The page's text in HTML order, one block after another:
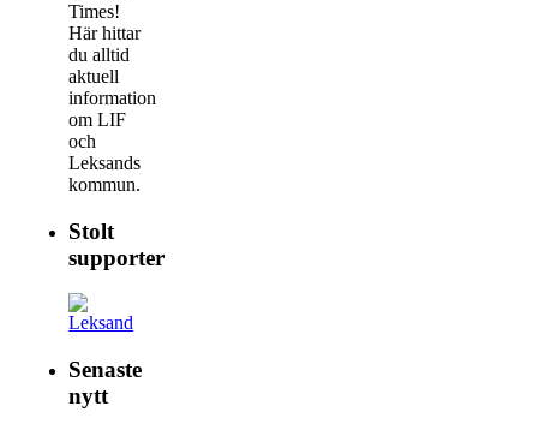
Times!
Här hittar
du alltid
aktuell
information
om LIF
och
Leksands
kommun.
Stolt
supporter
Senaste
nytt